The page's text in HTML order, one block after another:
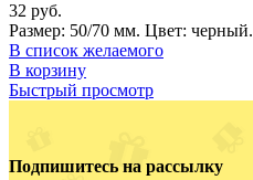
32 руб.
Размер: 50/70 мм. Цвет: черный.
В список желаемого
В корзину
Быстрый просмотр
Подпишитесь на рассылку